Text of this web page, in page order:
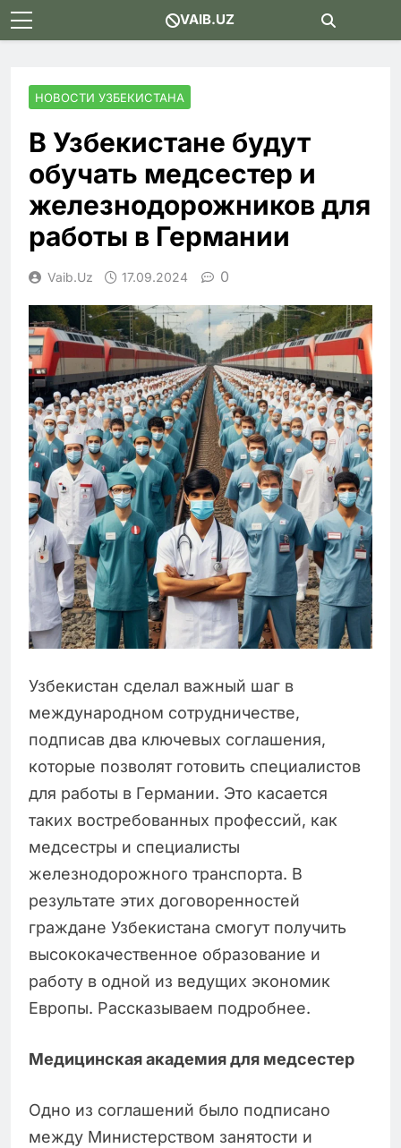
Skip
to
VAIB.UZ
НОВОСТИ УЗБЕКИСТАНА
В Узбекистане будут
обучать медсестер и
железнодорожников для
работы в Германии
Vaib.uz 17.09.2024 0
Узбекистан сделал важный шаг в
международном сотрудничестве,
подписав два ключевых соглашения,
которые позволят готовить специалистов
для работы в Германии. Это касается
таких востребованных профессий, как
медсестры и специалисты
железнодорожного транспорта. В
результате этих договоренностей
граждане Узбекистана смогут получить
высококачественное образование и
работу в одной из ведущих экономик
Европы. Рассказываем подробнее.
Медицинская академия для медсестер
Одно из соглашений было подписано
между Министерством занятости и